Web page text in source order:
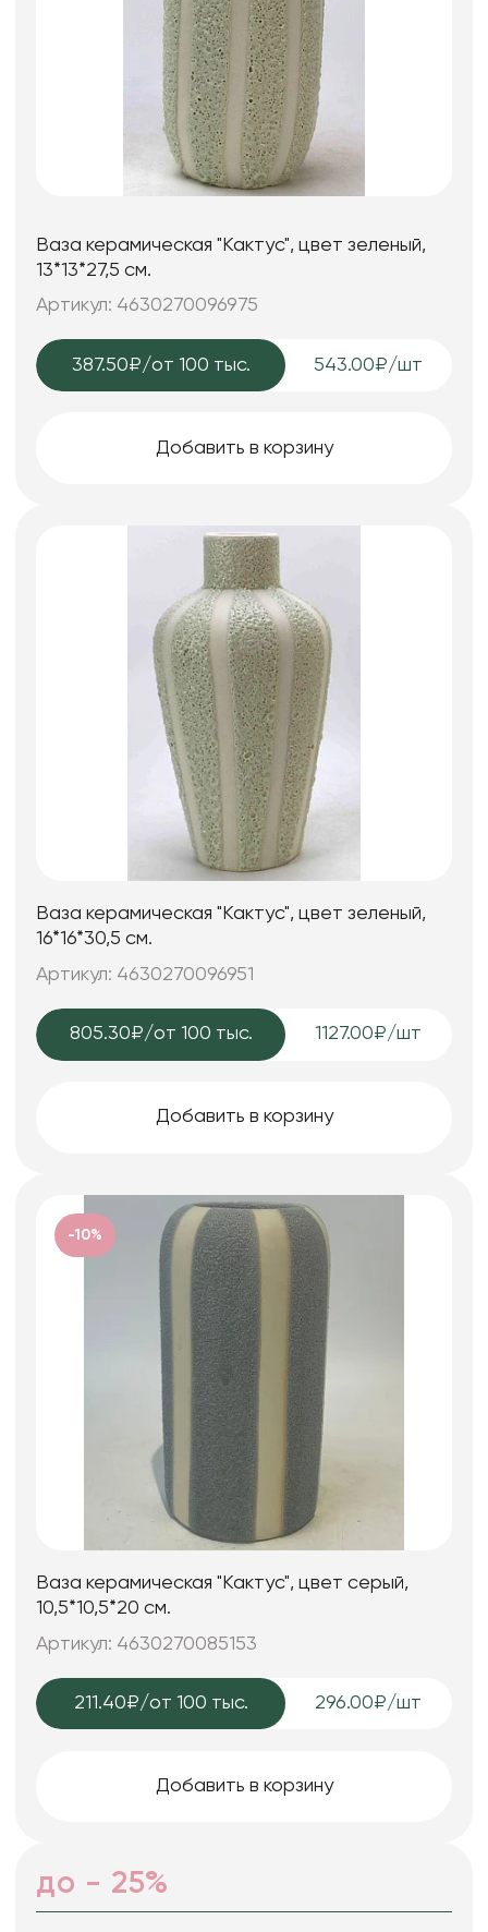
Ваза керамическая "Кактус", цвет зеленый,
13*13*27,5 см.
Артикул: 4630270096975
387.50₽/от 100 тыс. 543.00₽/шт
Добавить в корзину
Ваза керамическая "Кактус", цвет зеленый,
16*16*30,5 см.
Артикул: 4630270096951
805.30₽/от 100 тыс. 1127.00₽/шт
Добавить в корзину
-10%
Ваза керамическая "Кактус", цвет серый,
10,5*10,5*20 см.
Артикул: 4630270085153
211.40₽/от 100 тыс. 296.00₽/шт
Добавить в корзину
до - 25%